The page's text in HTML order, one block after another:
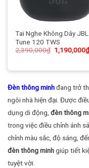
Tai Nghe Không Dây JBL
Tune 120 TWS
2,390,000₫ 1,190,000₫
Đèn thông minhđang trở
ngôi nhà hiện đại. Được
dụng di động, đèn thông
trong việc điều chỉnh ánh
chỉnh màu sắc, độ sáng,
đèn thông minhgiúp tiết
tuyệt vời.